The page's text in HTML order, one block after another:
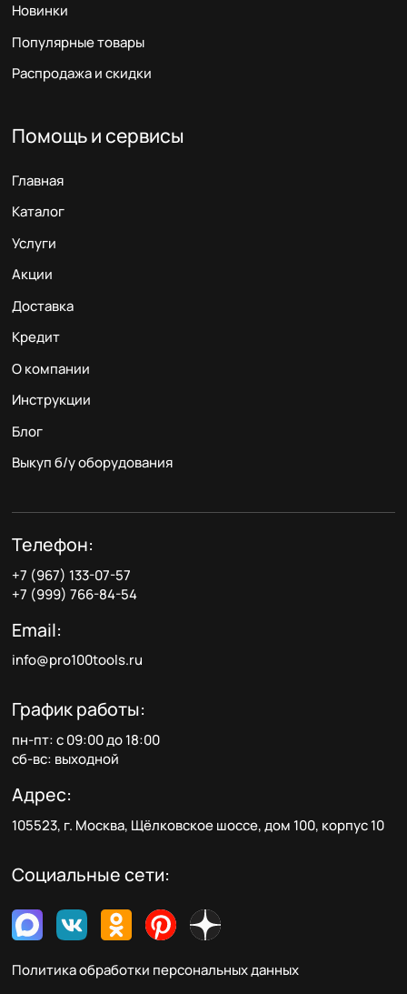
Новинки
Популярные товары
Распродажа и скидки
Помощь и сервисы
Главная
Каталог
Услуги
Акции
Доставка
Кредит
О компании
Инструкции
Блог
Выкуп б/у оборудования
Телефон:
+7 (967) 133-07-57
+7 (999) 766-84-54
Email:
info@pro100tools.ru
График работы:
пн-пт: с 09:00 до 18:00
сб-вс: выходной
Адрес:
105523, г. Москва, Щёлковское шоссе, дом 100, корпус 10
Социальные сети:
Политика обработки персональных данных